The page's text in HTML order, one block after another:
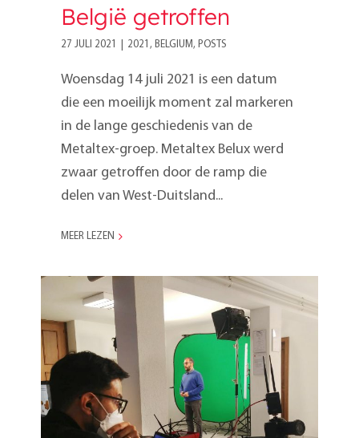
België getroffen
27 JULI 2021 2021 , BELGIUM, POSTS
Woensdag 14 juli 2021 is een datum
die een moeilijk moment zal markeren
in de lange geschiedenis van de
Metaltex-groep. Metaltex Belux werd
zwaar getroffen door de ramp die
delen van West-Duitsland...
MEER LEZEN
Marketing Meeting 2021